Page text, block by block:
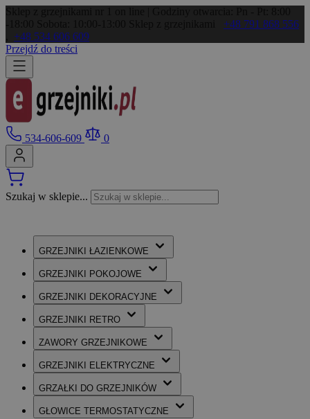
+48 791 868 556
+48 534 606 609
Przejdź do treści
534-606-609 0
Szukaj w sklepie...
GRZEJNIKI ŁAZIENKOWE
GRZEJNIKI POKOJOWE
GRZEJNIKI DEKORACYJNE
GRZEJNIKI RETRO
ZAWORY GRZEJNIKOWE
GRZEJNIKI ELEKTRYCZNE
GRZAŁKI DO GRZEJNIKÓW
GŁOWICE TERMOSTATYCZNE